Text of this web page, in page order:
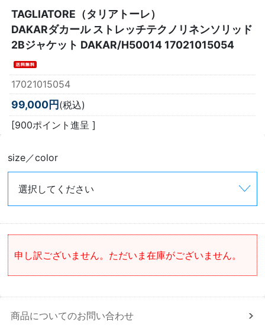
TAGLIATORE（タリアトーレ）
DAKARダカール ストレッチテクノリネンソリッド
2Bジャケット DAKAR/H50014 17021015054
17021015054
99,000円 (税込)
[900ポイント進呈 ]
size／color
申し訳ございません。ただいま在庫がございません。
商品についてのお問い合わせ